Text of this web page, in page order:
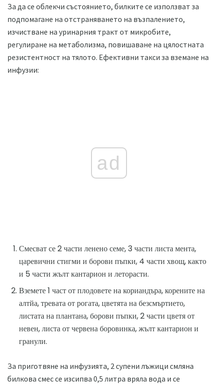
За да се облекчи състоянието, билките се използват за
подпомагане на отстраняването на възпалението,
изчистване на уринарния тракт от микробите,
регулиране на метаболизма, повишаване на цялостната
резистентност на тялото. Ефективни такси за вземане на
инфузии:
ad
Смесват се 2 части ленено семе, 3 части листа мента,
царевични стигми и борови пъпки, 4 части хвощ, както
и 5 части жълт кантарион и леторасти.
Вземете 1 част от плодовете на кориандъра, корените на
алтйа, тревата от рогата, цветята на безсмъртието,
листата на плантана, борови пъпки, 2 части цветя от
невен, листа от червена боровинка, жълт кантарион и
гранули.
За приготвяне на инфузията, 2 супени лъжици смляна
билкова смес се изсипва 0,5 литра вряла вода и се